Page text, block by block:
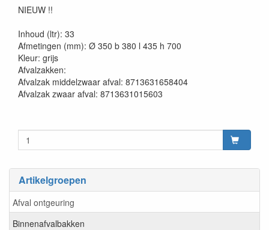
Artikelgroepen
Afval ontgeuring
Binnenafvalbakken
NIEUW !!
Inhoud (ltr): 33
Afmetingen (mm): Ø 350 b 380 l 435 h 700
Kleur: grijs
Afvalzakken:
Afvalzak middelzwaar afval: 8713631658404
Afvalzak zwaar afval: 8713631015603